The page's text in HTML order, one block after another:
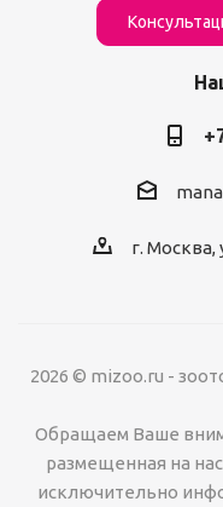
г. Москва,
2026 © mizoo.ru -
Обращаем Ваше
размещенная на
исключительно